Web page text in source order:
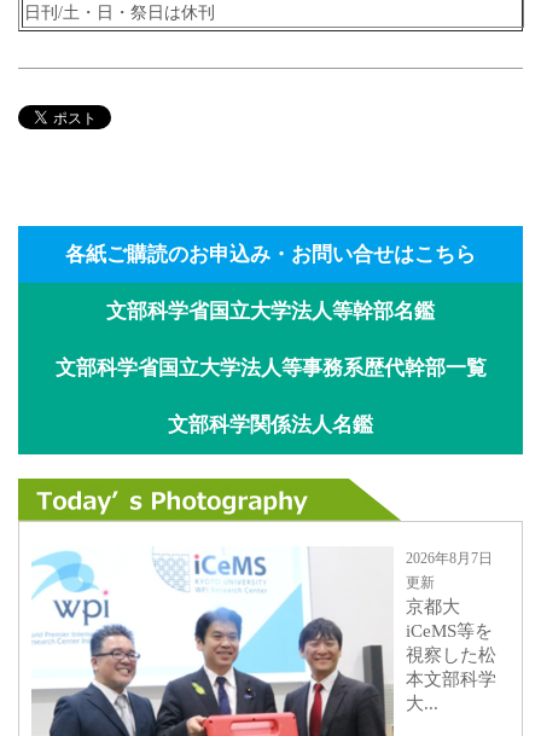
日刊/土・日・祭日は休刊
各紙ご購読のお申込み・お問い合せはこちら
文部科学省国立大学法人等幹部名鑑
文部科学省国立大学法人等事務系歴代幹部一覧
文部科学関係法人名鑑
2026年8月7日
更新
京都大
iCeMS等を
視察した松
本文部科学
大...